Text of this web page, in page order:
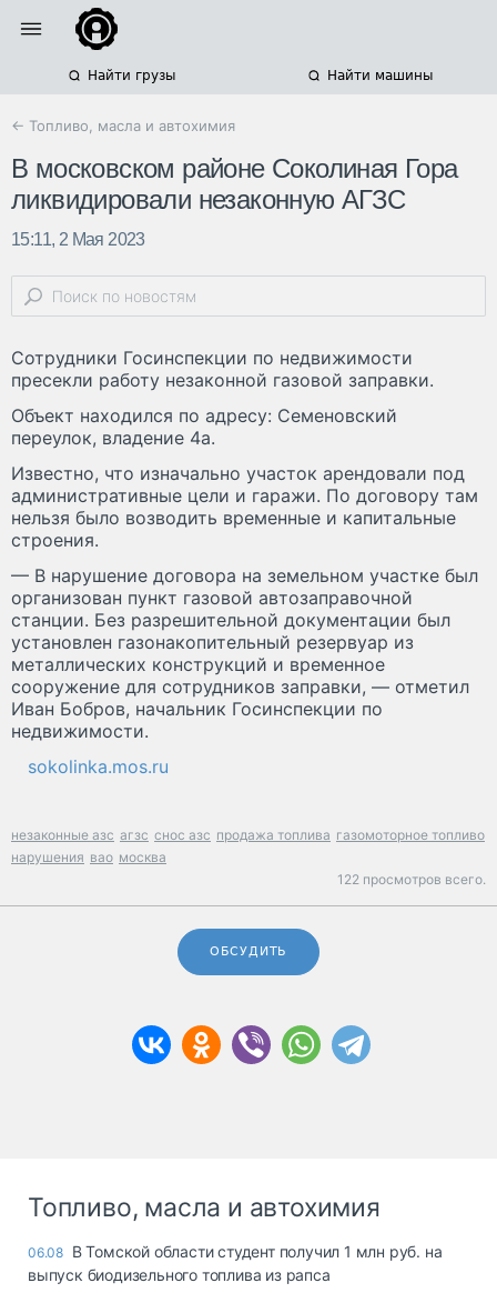
Найти грузы Найти машины
← Топливо, масла и автохимия
В московском районе Соколиная Гора
ликвидировали незаконную АГЗС
15:11, 2 Мая 2023
Сотрудники Госинспекции по недвижимости
пресекли работу незаконной газовой заправки.
Объект находился по адресу: Семеновский
переулок, владение 4а.
Известно, что изначально участок арендовали под
административные цели и гаражи. По договору там
нельзя было возводить временные и капитальные
строения.
— В нарушение договора на земельном участке был
организован пункт газовой автозаправочной
станции. Без разрешительной документации был
установлен газонакопительный резервуар из
металлических конструкций и временное
сооружение для сотрудников заправки, — отметил
Иван Бобров, начальник Госинспекции по
недвижимости.
sokolinka.mos.ru
незаконные азс агзс снос азс продажа топлива газомоторное топливо
нарушения вао москва
122 просмотров всего.
ОБСУДИТЬ
Топливо, масла и автохимия
06.08 В Томской области студент получил 1 млн руб. на
выпуск биодизельного топлива из рапса